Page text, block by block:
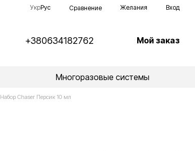
УкрРус Сравнение Желания Вход
+380634182762 Мой заказ
Многоразовые системы
Набор Chaser Персик 10 мл